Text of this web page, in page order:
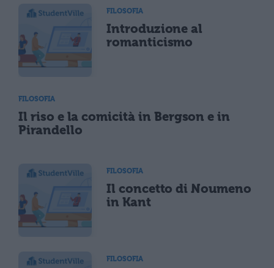
FILOSOFIA
Introduzione al
romanticismo
FILOSOFIA
Il riso e la comicità in Bergson e in
Pirandello
FILOSOFIA
Il concetto di Noumeno
in Kant
FILOSOFIA